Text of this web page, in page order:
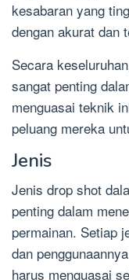
kesabaran yang
dengan akurat dan
Secara
sangat penting
menguasai teknik
peluang mereka
Jenis
Jenis drop shot
penting dalam
permainan. Setiap
dan
harus menguasai